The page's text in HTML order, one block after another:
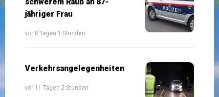
jähriger Frau
vor 8 Tagen 1 Stunden
Verkehrsangelegenheiten
vor 11 Tagen 2 Stunden